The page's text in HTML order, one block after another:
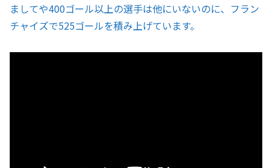
ましてや400ゴール以上の選手は他にいないのに、フラン
チャイズで525ゴールを積み上げています。